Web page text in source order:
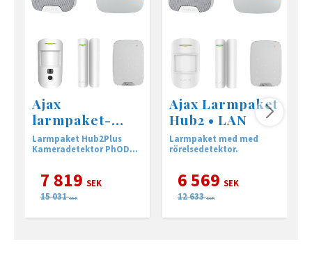
Ajax
larmpaket-
PhOD Hub2 •
LAN
Larmpaket Hub2Plus
Kameradetektor PhOD
7 819 SEK
15 031 SEK
Ajax Larmpaket
Hub2 • LAN
Larmpaket med med
rörelsedetektor.
6 569 SEK
12 633 SEK